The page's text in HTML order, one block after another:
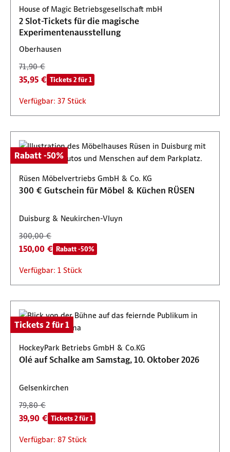
House of Magic Betriebsgesellschaft mbH
2 Slot-Tickets für die magische
Experimentenausstellung
Oberhausen
71,90 €
35,95 € Tickets 2 für 1
Verfügbar: 37 Stück
Rabatt -50%
Rüsen Möbelvertriebs GmbH & Co. KG
300 € Gutschein für Möbel & Küchen RÜSEN
Duisburg & Neukirchen-Vluyn
300,00 €
150,00 € Rabatt -50%
Verfügbar: 1 Stück
Tickets 2 für 1
HockeyPark Betriebs GmbH & Co.KG
Olé auf Schalke am Samstag, 10. Oktober 2026
Gelsenkirchen
79,80 €
39,90 € Tickets 2 für 1
Verfügbar: 87 Stück